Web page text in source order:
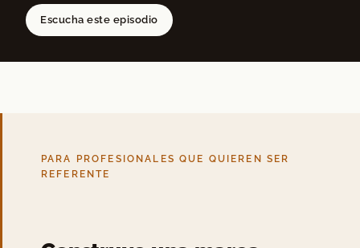
Escucha este episodio
PARA PROFESIONALES QUE QUIEREN SER
REFERENTE